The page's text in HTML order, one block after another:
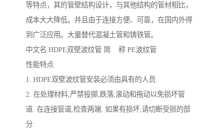
等特点，其的管壁结构设计，与其他结构的管材相比，
成本大大降低。并且由于连接方便、可靠，在国内外得
到广泛应用。大量替代混凝土管和铸铁管。
中文名 HDPE双壁波纹管 简 称 PE波纹管
性能特点
1. HDPE双壁波纹管安装必须由具有的人员.
2. 在处理材料,严禁投掷,跌落,滚动和拖动以免损坏管
道. 在连接管道,检查两端. 如果有损坏,请切断受损的部
分.